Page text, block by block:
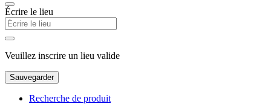
Écrire le lieu
Veuillez inscrire un lieu valide
Sauvegarder
Recherche de produit